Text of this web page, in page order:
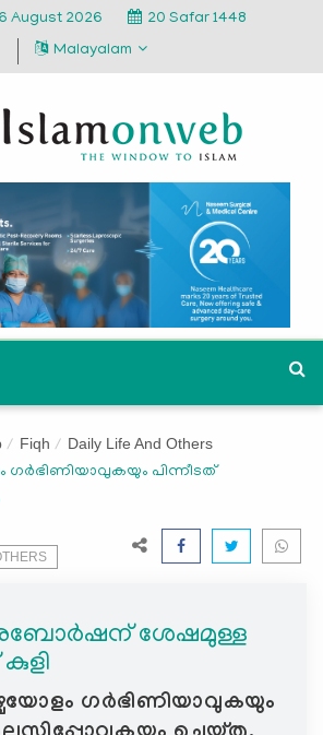
August 2026
20 Safar 1448
Malayalam
Fiqh Daily Life And Others
പിന്നീടത്
ശേഷമുള്ള
ഗർഭിണിയാവുകയും